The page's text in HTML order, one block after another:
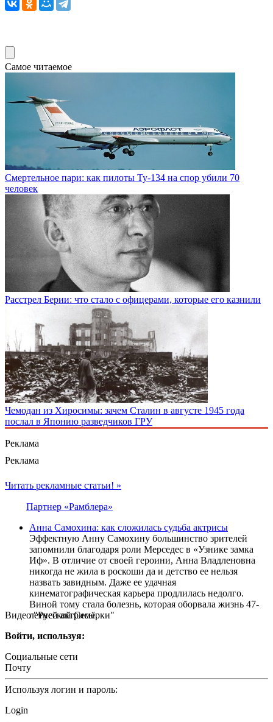
Самое читаемое
Смертельное пари: как пилоты Ty-134 на спор убили 70
человек
Расстрел Берии: что стало с офицерами, которые его казнили
Чемодан из Хиросимы: зачем Сталин в августе 1945 года
послал в Японию разведчиков ГРУ
Реклама
Реклама
Видео "Русской Семёрки"
Читать рекламные статьи! »
Партнер «Рамблера»
Анна Самохина: как сложилась судьба актрисы
Эффектную Анну Самохину большинство зрителей
запомнили благодаря роли Мерседес в «Узнике замка
Иф». В отличие от своей героини, Анна Владленовна
никогда не жила в роскоши да и детство ее нельзя
назвать завидным. Даже ее удачная
кинематографическая карьера продлилась недолго.
Виной тому стала болезнь, которая оборвала жизнь 47-
летней актрисы.
Войти, используя:
Социальные сети
Почту
Используя логин и пароль:
Login